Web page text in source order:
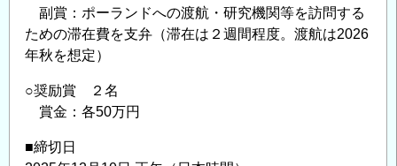
副賞：ポーランドへの渡航・研究機関等を訪問する
ための滞在費を支弁（滞在は２週間程度。渡航は2026
年秋を想定）
○奨励賞 ２名
賞金：各50万円
■締切日